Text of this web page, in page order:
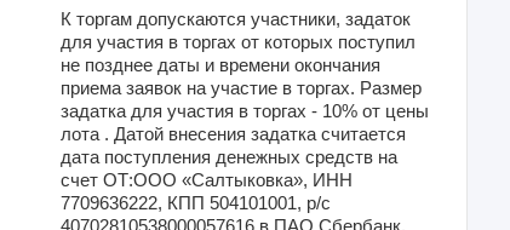
К торгам допускаются участники, задаток
для участия в торгах от которых поступил
не позднее даты и времени окончания
приема заявок на участие в торгах. Размер
задатка для участия в торгах - 10% от цены
лота . Датой внесения задатка считается
дата поступления денежных средств на
счет ОТ:ООО «Салтыковка», ИНН
7709636222, КПП 504101001, р/с
40702810538000057616 в ПАО Сбербанк,